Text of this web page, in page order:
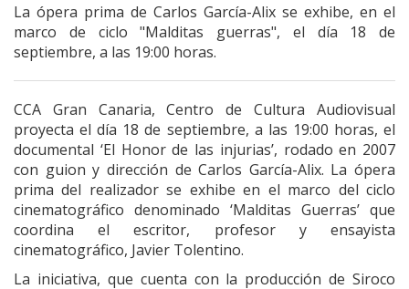
La ópera prima de Carlos García-Alix se exhibe, en el
marco de ciclo "Malditas guerras", el día 18 de
septiembre, a las 19:00 horas.
CCA Gran Canaria, Centro de Cultura Audiovisual
proyecta el día 18 de septiembre, a las 19:00 horas, el
documental ‘El Honor de las injurias’, rodado en 2007
con guion y dirección de Carlos García-Alix. La ópera
prima del realizador se exhibe en el marco del ciclo
cinematográfico denominado ‘Malditas Guerras’ que
coordina el escritor, profesor y ensayista
cinematográfico, Javier Tolentino.
La iniciativa, que cuenta con la producción de Siroco